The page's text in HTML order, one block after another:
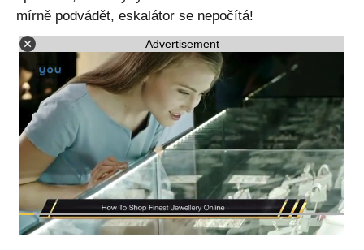
mírně podvádět, eskalátor se nepočítá!
Advertisement